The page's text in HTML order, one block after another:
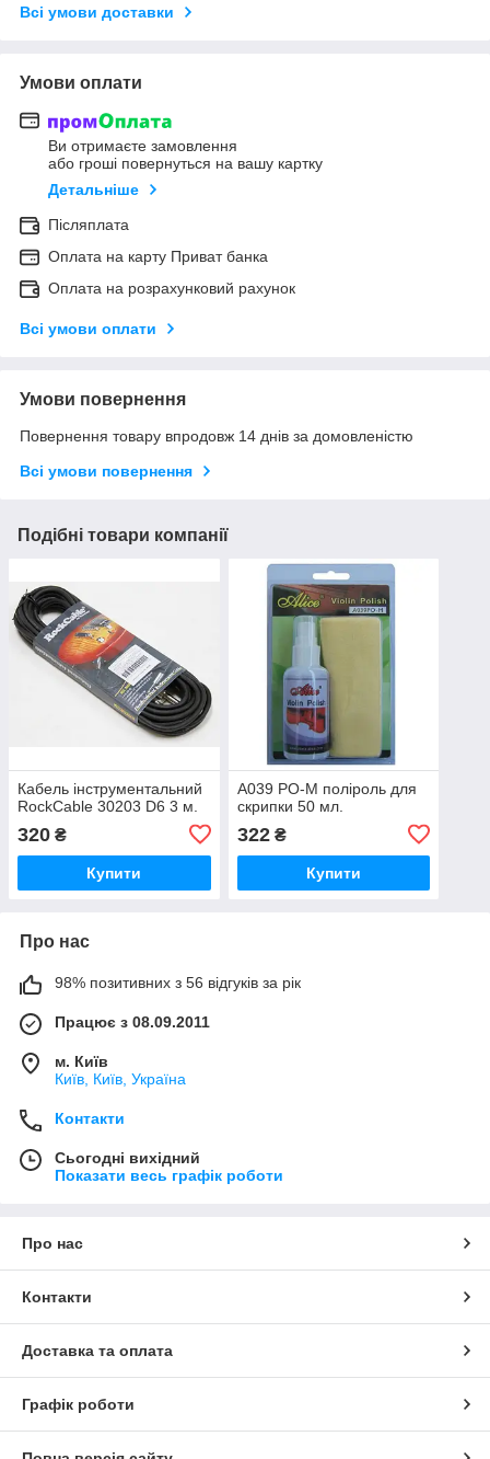
Всі умови доставки
Умови оплати
Ви отримаєте замовлення
або гроші повернуться на вашу картку
Детальніше
Післяплата
Оплата на карту Приват банка
Оплата на розрахунковий рахунок
Всі умови оплати
Умови повернення
Повернення товару впродовж 14 днів за домовленістю
Всі умови повернення
Подібні товари компанії
Кабель інструментальний
RockCable 30203 D6 3 м.
320 ₴
Купити
A039 РО-М поліроль для
скрипки 50 мл.
322₴
Купити
Про нас
98% позитивних з 56 відгуків за рік
Працює з 08.09.2011
м. Київ
Київ, Київ, Україна
Контакти
Сьогодні вихідний
Показати весь графік роботи
Про нас
Контакти
Доставка та оплата
Графік роботи